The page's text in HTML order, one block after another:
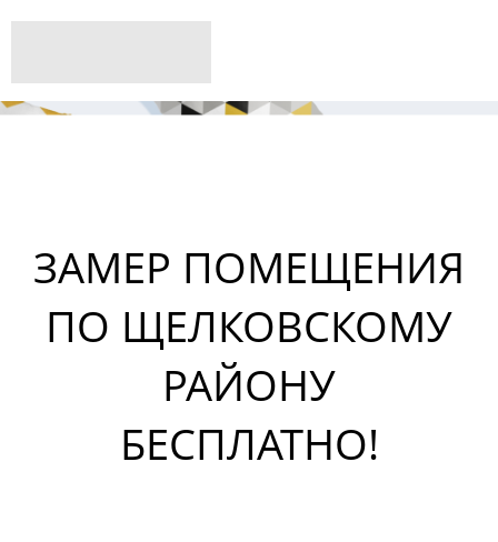
ЗАМЕР ПОМЕЩЕНИЯ
ПО ЩЕЛКОВСКОМУ
РАЙОНУ
БЕСПЛАТНО!